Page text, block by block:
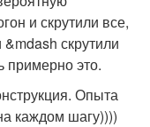
и скрутили все,
скрутили
примерно это.
Опыта
каждом шагу))))